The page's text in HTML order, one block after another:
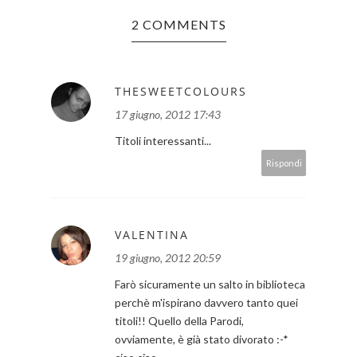
2 COMMENTS
THESWEETCOLOURS
17 giugno, 2012 17:43
Titoli interessanti...
Rispondi
VALENTINA
19 giugno, 2012 20:59
Farò sicuramente un salto in biblioteca
perchè m'ispirano davvero tanto quei
titoli!! Quello della Parodi,
ovviamente, è già stato divorato :-*